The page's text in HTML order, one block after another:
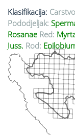
Klasifikacija:
Pododjeljak:
Rosanae Red:
Juss. Rod: